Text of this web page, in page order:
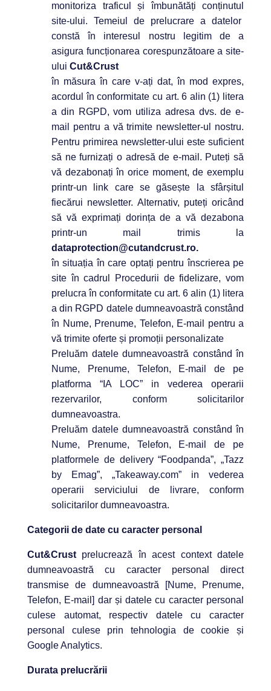
monitoriza traficul și îmbunătăți conținutul
site-ului. Temeiul de prelucrare a datelor
constă în interesul nostru legitim de a
asigura funcționarea corespunzătoare a site-
ului Cut&Crust
în măsura în care v-ați dat, în mod expres,
acordul în conformitate cu art. 6 alin (1) litera
a din RGPD, vom utiliza adresa dvs. de e-
mail pentru a vă trimite newsletter-ul nostru.
Pentru primirea newsletter-ului este suficient
să ne furnizați o adresă de e-mail. Puteți să
vă dezabonați în orice moment, de exemplu
printr-un link care se găsește la sfârșitul
fiecărui newsletter. Alternativ, puteți oricând
să vă exprimați dorința de a vă dezabona
printr-un mail trimis la
dataprotection@cutandcrust.ro.
în situația în care optați pentru înscrierea pe
site în cadrul Procedurii de fidelizare, vom
prelucra în conformitate cu art. 6 alin (1) litera
a din RGPD datele dumneavoastră constând
în Nume, Prenume, Telefon, E-mail pentru a
vă trimite oferte și promoții personalizate
Preluăm datele dumneavoastră constând în
Nume, Prenume, Telefon, E-mail de pe
platforma “IA LOC” in vederea operarii
rezervarilor, conform solicitarilor
dumneavoastra.
Preluăm datele dumneavoastră constând în
Nume, Prenume, Telefon, E-mail de pe
platformele de delivery “Foodpanda”, „Tazz
by Emag”, „Takeaway.com” in vederea
operarii serviciului de livrare, conform
solicitarilor dumneavoastra.
Categorii de date cu caracter personal
Cut&Crust prelucrează în acest context datele
dumneavoastră cu caracter personal direct
transmise de dumneavoastră [Nume, Prenume,
Telefon, E-mail] dar și datele cu caracter personal
culese automat, respectiv datele cu caracter
personal culese prin tehnologia de cookie și
Google Analytics.
Durata prelucrării